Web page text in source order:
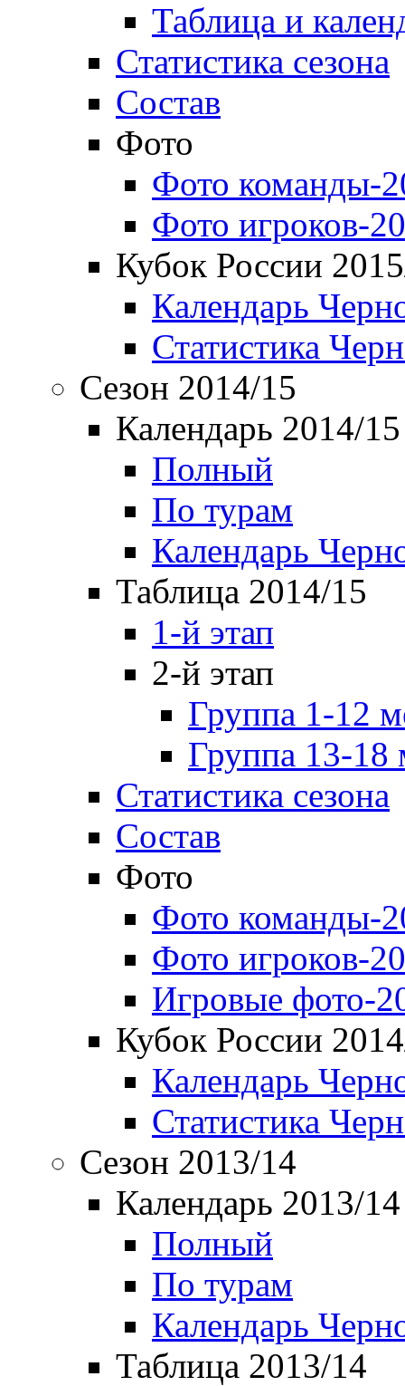
Таблица и
Статистика сезона
Состав
Фото
Фото команды-
Фото игроков-
Кубок России
Календарь
Статистика
Сезон 2014/15
Календарь 2014/15
Полный
По турам
Календарь
Таблица 2014/15
1-й этап
2-й этап
Группа 1-12
Группа 13-18
Статистика сезона
Состав
Фото
Фото команды-
Фото игроков-
Игровые фото-
Кубок России
Календарь
Статистика
Сезон 2013/14
Календарь 2013/14
Полный
По турам
Календарь
Таблица 2013/14